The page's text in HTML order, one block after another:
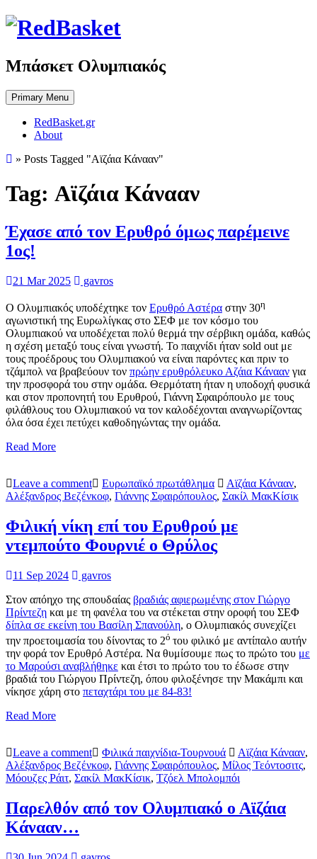
Skip
Μπάσκετ Ολυμπιακός
Primary Menu
RedBasket.gr
About
» Posts Tagged "Αϊζάια Κάνααν"
Tag: Αϊζάια Κάνααν
Έχασε από τον Ερυθρό όμως παρέμεινε
1ος!
21 Mar 2025 gavros
Ο Ολυμπιακός υποδέχτηκε τον Ερυθρό Αστέρα στην 30η
αγωνιστική της Ευρωλίγκας στο ΣΕΦ με τον κόσμο του
Ολυμπιακού να υποδέχεται πολύ θερμά την σέρβικη ομάδα, καθώς
η σχέση μεταξύ τους είναι γνωστή. Το παιχνίδι ήταν sold out με
τους προέδρους του Ολυμπιακού να είναι παρόντες και πριν το
τζάμπολ να βραβεύουν τον πρώην ερυθρόλευκο Αζάια Κάνααν για
την προσφορά του στην ομάδα. Θερμότατη ήταν η υποδοχή φυσικά
και στον προπονητή του Ερυθρού, Γιάννη Σφαιρόπουλο με τους
φιλάθλους του Ολυμπιακού να τον καλοδέχονται αναγνωρίζοντας
όλα όσα έχει πετύχει καθοδηγώντας την ομάδα.
Read More
Leave a comment Ευρωπαϊκό πρωτάθλημα Αϊζάια Κάνααν,
Αλέξανδρος Βεζένκοφ, Γιάννης Σφαιρόπουλος, Σακίλ ΜακΚίσικ
Φιλική νίκη επί του Ερυθρού με
ντεμπούτο Φουρνιέ ο Θρύλος
11 Sep 2024
gavros
Στον απόηχο της σπουδαίας βραδιάς αφιερωμένης στον Γιώργο
Πρίντεζη και με τη φανέλα του να στέκεται στην οροφή του ΣΕΦ
δίπλα σε εκείνη του Βασίλη Σπανούλη, ο Ολυμπιακός συνεχίζει
την προετοιμασία του δίνοντας το 2ό του φιλικό με αντίπαλο αυτήν
την φορά τον Ερυθρό Αστέρα. Να θυμίσουμε πως το πρώτο του με
το Μαρούσι αναβλήθηκε και έτσι το πρώτο του το έδωσε στην
βραδιά του Γιώργου Πρίντεζη, όπου φιλοξένησε την Μακάμπι και
νίκησε χάρη στο πεταχτάρι του με 84-83!
Read More
Leave a comment Φιλικά παιχνίδια-Τουρνουά Αϊζάια Κάνααν,
Αλέξανδρος Βεζένκοφ, Γιάννης Σφαιρόπουλος, Μίλος Τεόντοσιτς,
Μόουζες Ράιτ, Σακίλ ΜακΚίσικ, Τζόελ Μπολομπόι
Παρελθόν από τον Ολυμπιακό ο Αϊζάια
Κάνααν…